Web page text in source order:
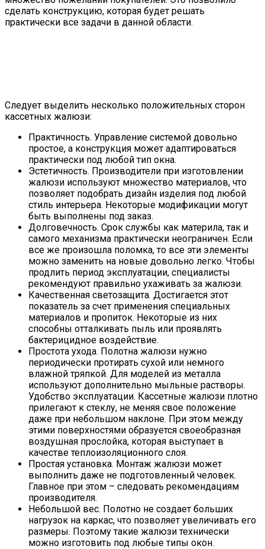
сделать конструкцию, которая будет решать
практически все задачи в данной области.
Следует выделить несколько положительных сторон
кассетных жалюзи:
Практичность. Управление системой довольно
простое, а конструкция может адаптироваться
практически под любой тип окна.
Эстетичность. Производители при изготовлении
жалюзи используют множество материалов, что
позволяет подобрать дизайн изделия под любой
стиль интерьера. Некоторые модификации могут
быть выполнены под заказ.
Долговечность. Срок службы как материла, так и
самого механизма практически неограничен. Если
все же произошла поломка, то все эти элементы
можно заменить на новые довольно легко. Чтобы
продлить период эксплуатации, специалисты
рекомендуют правильно ухаживать за жалюзи.
Качественная светозащита. Достигается этот
показатель за счет применения специальных
материалов и пропиток. Некоторые из них
способны отталкивать пыль или проявлять
бактерицидное воздействие.
Простота ухода. Полотна жалюзи нужно
периодически протирать сухой или немного
влажной тряпкой. Для моделей из металла
используют дополнительно мыльные растворы.
Удобство эксплуатации. Кассетные жалюзи плотно
прилегают к стеклу, не меняя свое положение
даже при небольшом наклоне. При этом между
этими поверхностями образуется своеобразная
воздушная прослойка, которая выступает в
качестве теплоизоляционного слоя.
Простая установка. Монтаж жалюзи может
выполнить даже не подготовленный человек.
Главное при этом – следовать рекомендациям
производителя.
Небольшой вес. Полотно не создает больших
нагрузок на каркас, что позволяет увеличивать его
размеры. Поэтому такие жалюзи технически
можно изготовить под любые типы окон.